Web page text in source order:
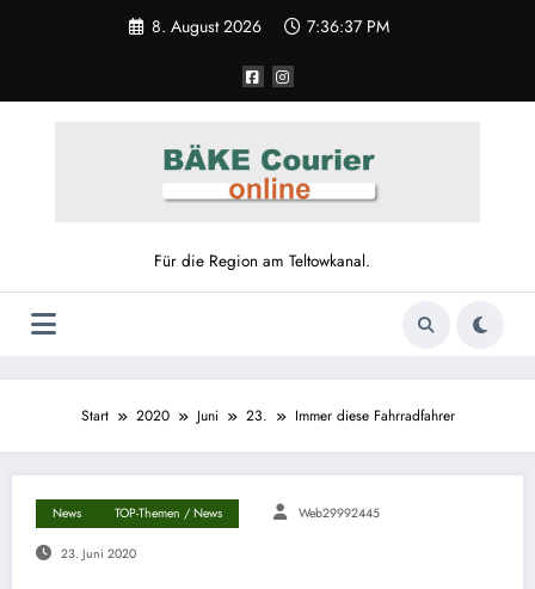
8. August 2026 7:36:38 PM
Für die Region am Teltowkanal.
Start 2020 Juni 23. Immer diese Fahrradfahrer
News TOP-Themen / News Web29992445
23. Juni 2020